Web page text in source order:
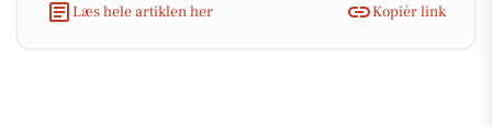
Læs hele artiklen her
Kopiér link